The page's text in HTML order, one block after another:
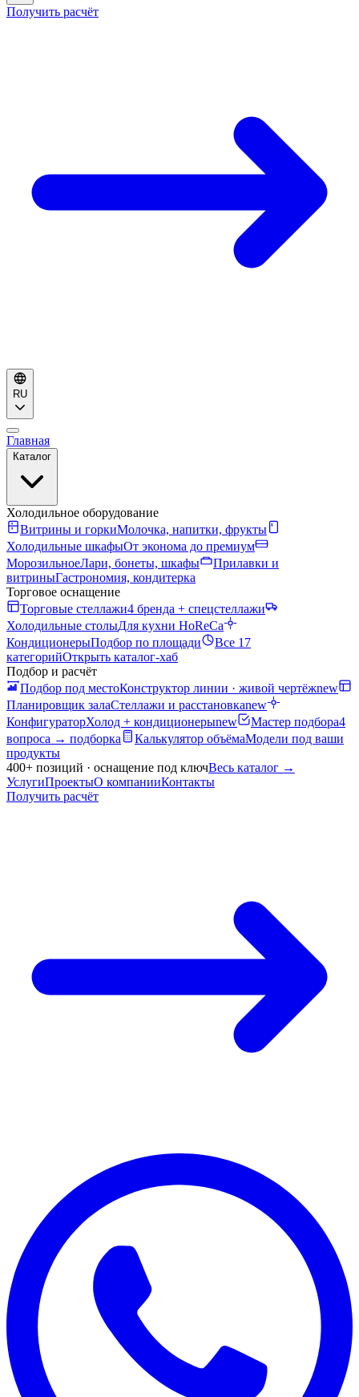
Получить расчёт
RU
Главная
Каталог
Холодильное оборудование
Витрины и горкиМолочка, напитки, фрукты
Холодильные шкафыОт эконома до премиум
МорозильноеЛари, бонеты, шкафы
Прилавки и
витриныГастрономия, кондитерка
Торговое оснащение
Торговые стеллажи4 бренда + спецстеллажи
Холодильные столыДля кухни HoReCa
КондиционерыПодбор по площади
Все 17
категорийОткрыть каталог-хаб
Подбор и расчёт
Подбор под местоКонструктор линии · живой чертёжnew
Планировщик залаСтеллажи и расстановкаnew
КонфигураторХолод + кондиционерыnew Мастер подбора4
вопроса → подборка
Калькулятор объёмаМодели под ваши
продукты
400+ позиций · оснащение под ключВесь каталог →
УслугиПроектыО компанииКонтакты
Получить расчёт